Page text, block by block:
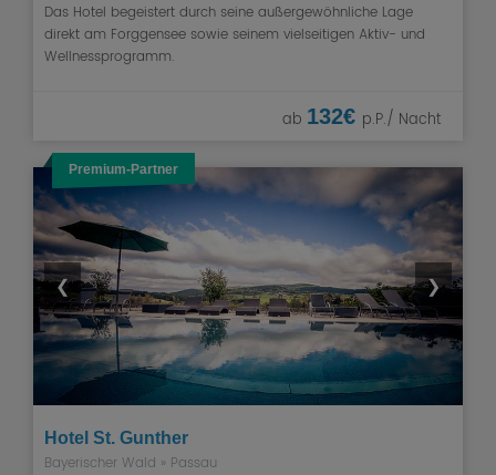
Das Hotel begeistert durch seine außergewöhnliche Lage
direkt am Forggensee sowie seinem vielseitigen Aktiv- und
Wellnessprogramm.
ab 132€ p.P./ Nacht
Premium-Partner
❮ ❯
Hotel St. Gunther
Bayerischer Wald » Passau